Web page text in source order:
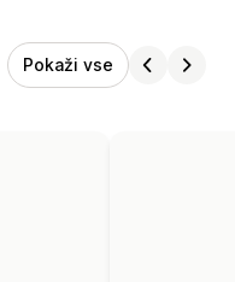
Pokaži vse